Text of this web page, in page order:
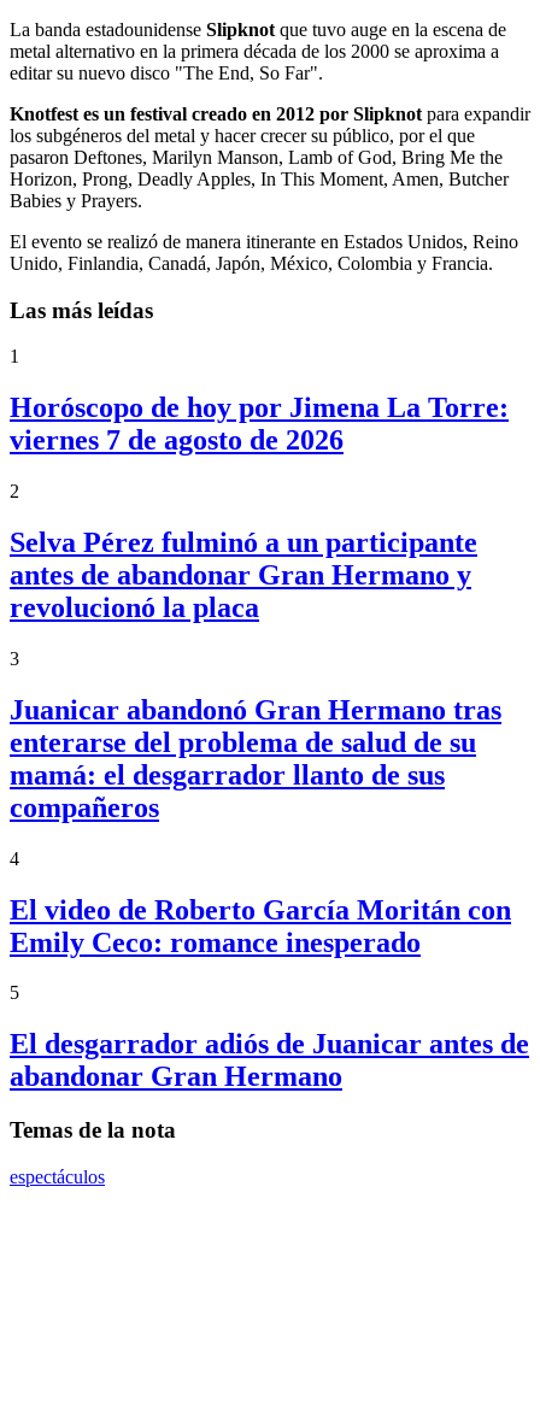
La banda estadounidense Slipknot que tuvo auge en la escena de
metal alternativo en la primera década de los 2000 se aproxima a
editar su nuevo disco "The End, So Far".
Knotfest es un festival creado en 2012 por Slipknot para expandir
los subgéneros del metal y hacer crecer su público, por el que
pasaron Deftones, Marilyn Manson, Lamb of God, Bring Me the
Horizon, Prong, Deadly Apples, In This Moment, Amen, Butcher
Babies y Prayers.
El evento se realizó de manera itinerante en Estados Unidos, Reino
Unido, Finlandia, Canadá, Japón, México, Colombia y Francia.
Las más leídas
1
Horóscopo de hoy por Jimena La Torre:
viernes 7 de agosto de 2026
2
Selva Pérez fulminó a un participante
antes de abandonar Gran Hermano y
revolucionó la placa
3
Juanicar abandonó Gran Hermano tras
enterarse del problema de salud de su
mamá: el desgarrador llanto de sus
compañeros
4
El video de Roberto García Moritán con
Emily Ceco: romance inesperado
5
El desgarrador adiós de Juanicar antes de
abandonar Gran Hermano
Temas de la nota
espectáculos